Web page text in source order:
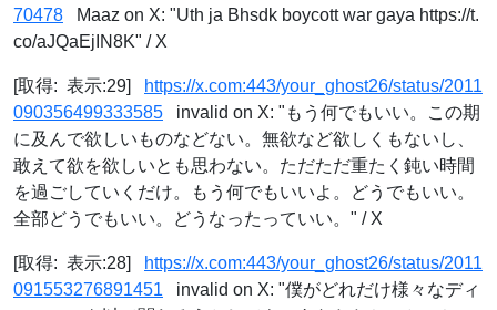
70478 Maaz on X: "Uth ja Bhsdk boycott war gaya https://t.
co/aJQaEjIN8K" / X
[取得: 表示:29]
https://x.com:443/your_ghost26/status/2011
090356499333585 invalid on X: "もう何でもいい。この期
に及んで欲しいものなどない。無欲など欲しくもないし、
敢えて欲を欲しいとも思わない。ただただ重たく鈍い時間
を過ごしていくだけ。もう何でもいいよ。どうでもいい。
全部どうでもいい。どうなったっていい。" / X
[取得: 表示:28]
https://x.com:443/your_ghost26/status/2011
091553276891451 invalid on X: "僕がどれだけ様々なディ